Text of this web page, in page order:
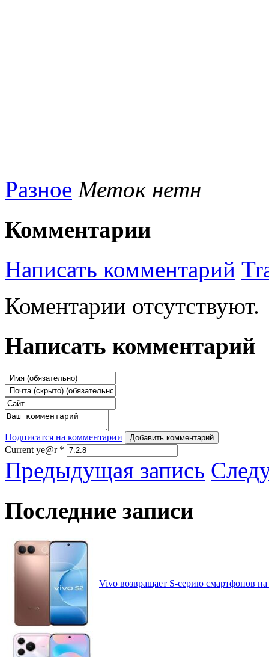
Разное Меток нетн
Комментарии
Написать комментарий
Коментарии отсутствуют.
Написать комментарий
Подписатся на комментарии Добавить комментарий
Current ye@r *
Предыдущая запись
Последние записи
Vivo возвращает S-серию смартфонов